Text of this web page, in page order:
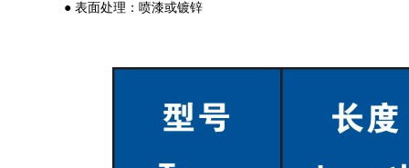
● 表面处理：喷漆或镀锌